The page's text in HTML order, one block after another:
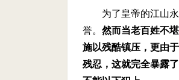
为了皇帝的江山
誉。 然而当老百姓不
施以残酷镇压，更由
残忍，这就完全暴露